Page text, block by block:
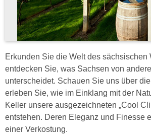
Erkunden Sie die Welt des sächsischen
entdecken Sie, was Sachsen von
unterscheidet. Schauen Sie uns über
erleben Sie, wie im Einklang mit der
Keller unsere ausgezeichneten „Cool
entstehen. Deren Eleganz und Finesse
einer Verkostung.